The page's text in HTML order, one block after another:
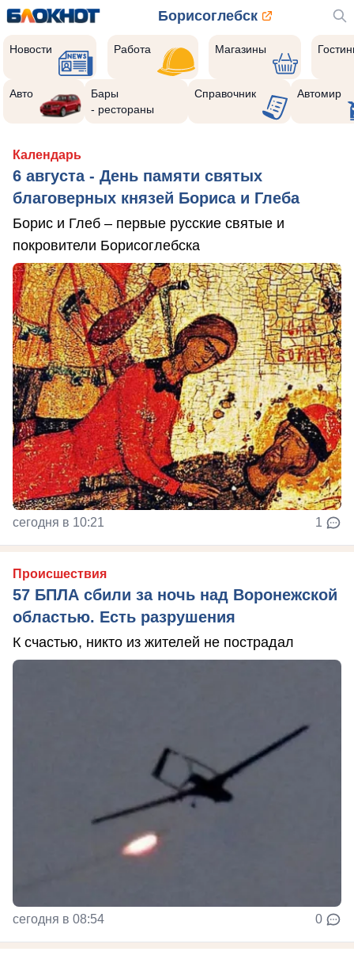
Борисоглебск
Новости Работа Магазины
Авто
Бары
- рестораны
Справочник Автомир
Календарь
6 августа - День памяти святых
благоверных князей Бориса и Глеба
Борис и Глеб – первые русские святые и
покровители Борисоглебска
сегодня в 10:21 1
Происшествия
57 БПЛА сбили за ночь над Воронежской
областью. Есть разрушения
К счастью, никто из жителей не пострадал
сегодня в 08:54 0